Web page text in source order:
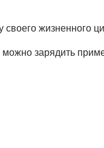
жизненного
зарядить